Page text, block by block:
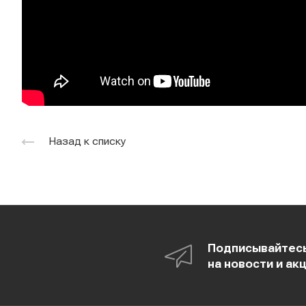
Назад к списку
на новости и